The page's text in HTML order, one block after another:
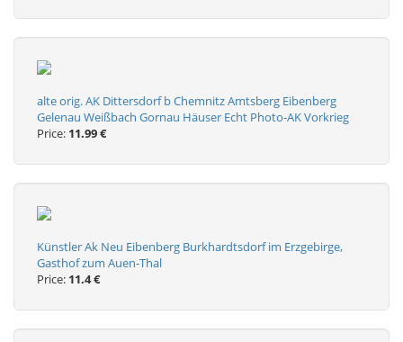
alte orig. AK Dittersdorf b Chemnitz Amtsberg Eibenberg
Gelenau Weißbach Gornau Häuser Echt Photo-AK Vorkrieg
Price: 11.99 €
Künstler Ak Neu Eibenberg Burkhardtsdorf im Erzgebirge,
Gasthof zum Auen-Thal
Price: 11.4 €